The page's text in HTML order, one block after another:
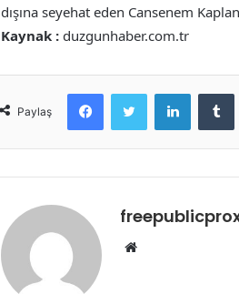
dışına seyehat eden Cansenem
Kaynak : duzgunhaber.com.tr
Paylaş
FacebookTwitter LinkedIn
Web